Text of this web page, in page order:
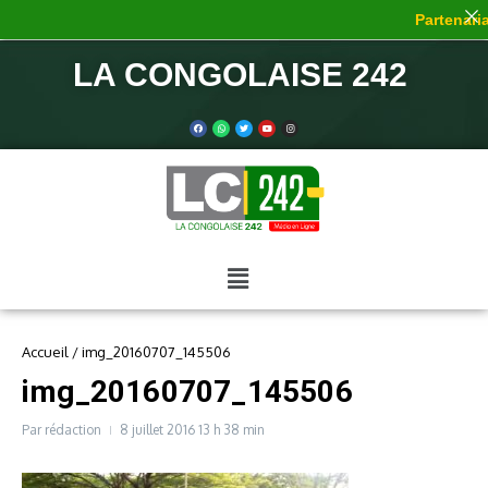
LA CONGOLAISE 242
Accueil /img_20160707_145506
img_20160707_145506
Par rédaction 8 juillet 2016 13 h 38 min